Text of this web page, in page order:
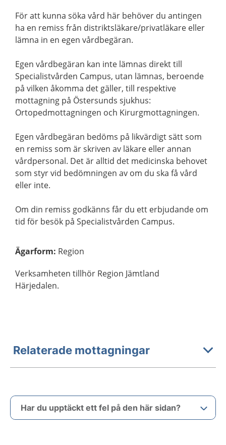
För att kunna söka vård här behöver du antingen
ha en remiss från distriktsläkare/privatläkare eller
lämna in en egen vårdbegäran.
Egen vårdbegäran kan inte lämnas direkt till
Specialistvården Campus, utan lämnas, beroende
på vilken åkomma det gäller, till respektive
mottagning på Östersunds sjukhus:
Ortopedmottagningen och Kirurgmottagningen.
Egen vårdbegäran bedöms på likvärdigt sätt som
en remiss som är skriven av läkare eller annan
vårdpersonal. Det är alltid det medicinska behovet
som styr vid bedömningen av om du ska få vård
eller inte.
Om din remiss godkänns får du ett erbjudande om
tid för besök på Specialistvården Campus.
Ägarform: Region
Verksamheten tillhör Region Jämtland
Härjedalen.
Relaterade mottagningar
Har du upptäckt ett fel på den här sidan?